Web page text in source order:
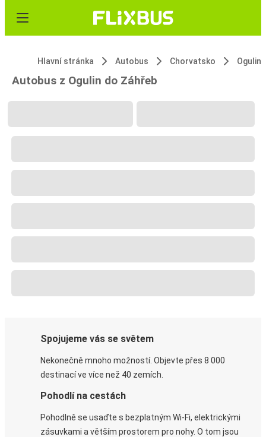
Hlavní stránka Autobus Chorvatsko Ogulin
Autobus z Ogulin do Záhřeb
Spojujeme vás se světem
Nekonečně mnoho možností. Objevte přes 8 000
destinací ve více než 40 zemích.
Pohodlí na cestách
Pohodlně se usaďte s bezplatným Wi-Fi, elektrickými
zásuvkami a větším prostorem pro nohy. O tom jsou